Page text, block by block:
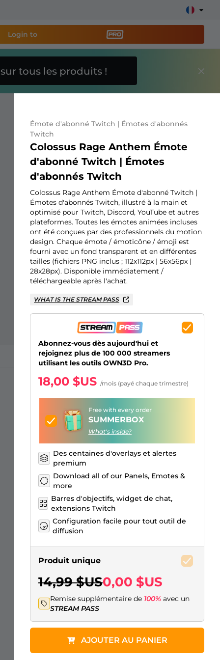
overlays, alertes, dons, barres d'objectifs, chatbot,
En savoir
Overlays Just Chatting
Alertes Facebook
Écrans d'attente
Émotes d'abonnés Kick
Badges de Bits Twitch
Générateur de Logo Gaming
Login to
sur tous les produits !
Émote d'abonné Twitch | Émotes d'abonnés
Twitch
Colossus Rage Anthem Émote
d'abonné Twitch | Émotes
d'abonnés Twitch
Colossus Rage Anthem Émote d'abonné Twitch |
Émotes d'abonnés Twitch, illustré à la main et
optimisé pour Twitch, Discord, YouTube et autres
plateformes. Toutes les émotes animées incluses
ont été conçues par des professionnels du motion
design. Chaque émote / émoticône / émoji est
fourni avec un fond transparent et en différentes
tailles (fichiers PNG inclus ; 112x112px | 56x56px |
28x28px). Disponible immédiatement /
téléchargeable après l'achat.
WHAT IS THE STREAM PASS
Abonnez-vous dès aujourd'hui et
rejoignez plus de 100 000 streamers
utilisant les outils OWN3D Pro.
18,00 $US /mois (payé chaque trimestre)
Free with every order
SUMMERBOX
What's inside?
Des centaines d'overlays et alertes
premium
Download all of our Panels, Emotes &
more
Barres d'objectifs, widget de chat,
extensions Twitch
Configuration facile pour tout outil de
diffusion
Produit unique
14,99 $US0,00 $US
Remise supplémentaire de 100% avec un
STREAM PASS
AJOUTER AU PANIER